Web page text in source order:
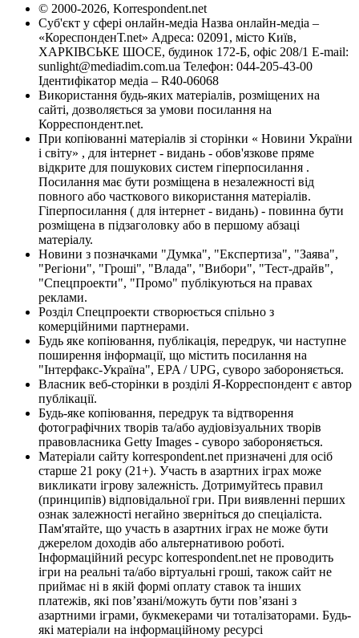
© 2000-2026, Korrespondent.net
Суб'єкт у сфері онлайн-медіа Назва онлайн-медіа –
«КореспонденТ.net» Адреса: 02091, місто Київ,
ХАРКІВСЬКЕ ШОСЕ, будинок 172-Б, офіс 208/1 E-mail:
sunlight@mediadim.com.ua Телефон: 044-205-43-00
Ідентифікатор медіа – R40-06068
Використання будь-яких матеріалів, розміщених на
сайті, дозволяється за умови посилання на
Корреспондент.net.
При копіюванні матеріалів зі сторінки « Новини України
і світу» , для інтернет - видань - обов'язкове пряме
відкрите для пошукових систем гіперпосилання .
Посилання має бути розміщена в незалежності від
повного або часткового використання матеріалів.
Гіперпосилання ( для інтернет - видань) - повинна бути
розміщена в підзаголовку або в першому абзаці
матеріалу.
Новини з позначками "Думка", "Експертиза", "Заява",
"Регіони", "Гроші", "Влада", "Вибори", "Тест-драйв",
"Спецпроекти", "Промо" публікуються на правах
реклами.
Розділ Спецпроекти створюється спільно з
комерційними партнерами.
Будь яке копіювання, публікація, передрук, чи наступне
поширення інформації, що містить посилання на
"Інтерфакс-Україна", EPA / UPG, суворо забороняється.
Власник веб-сторінки в розділі Я-Корреспондент є автор
публікації.
Будь-яке копіювання, передрук та відтворення
фотографічних творів та/або аудіовізуальних творів
правовласника Getty Images - суворо забороняється.
Матеріали сайту korrespondent.net призначені для осіб
старше 21 року (21+). Участь в азартних іграх може
викликати ігрову залежність. Дотримуйтесь правил
(принципів) відповідальної гри. При виявленні перших
ознак залежності негайно зверніться до спеціаліста.
Пам'ятайте, що участь в азартних іграх не може бути
джерелом доходів або альтернативою роботі.
Інформаційний ресурс korrespondent.net не проводить
ігри на реальні та/або віртуальні гроші, також сайт не
приймає ні в якій формі оплату ставок та інших
платежів, які пов’язані/можуть бути пов’язані з
азартними іграми, букмекерами чи тоталізаторами. Будь-
які матеріали на інформаційному ресурсі